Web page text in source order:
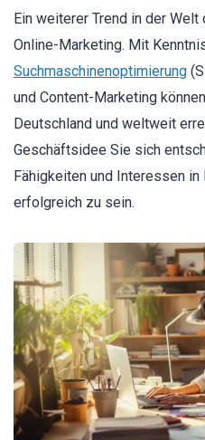
Ein weiterer Trend in der
Online-Marketing. Mit
Suchmaschinenoptimierung
und Content-Marketing
Deutschland und weltweit
Geschäftsidee Sie sich
Fähigkeiten und Interessen in
erfolgreich zu sein.